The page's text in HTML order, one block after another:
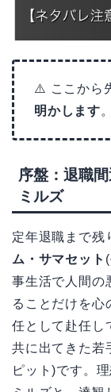
⚠️ ここから
明かします
序盤：退職
ミルズ
定年退職まで残
ム・サマセット
事生活で人間の
ることだけを心
任として赴任し
共に出てきた若
ピット)です。